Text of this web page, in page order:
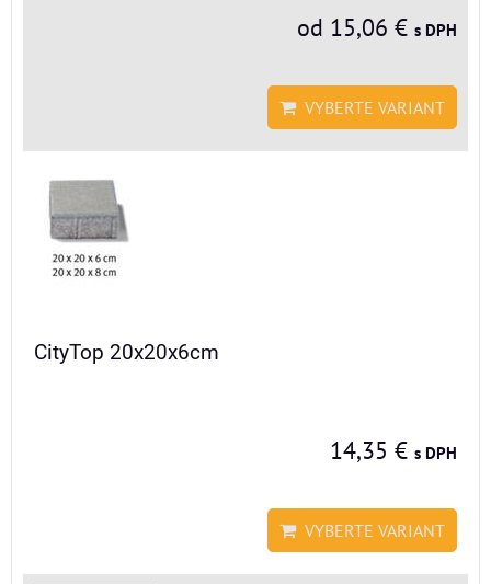
od 15,06 € s DPH
VYBERTE VARIANT
CityTop 20x20x6cm
14,35 € s DPH
VYBERTE VARIANT